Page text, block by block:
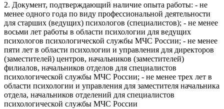
2. Документ, подтверждающий наличие опыта работы: - не
менее одного года по виду профессиональной деятельности
для старших (ведущих) психологов (специалистов); - не менее
восьми лет работы в области психологии для ведущих
психологов психологической службы МЧС России; - не менее
пяти лет в области психологии и управления для директоров
(заместителей) центров, начальников (заместителей)
филиалов, начальников отделов для специалистов
психологической службы МЧС России; - не менее трех лет в
области психологии и управления для заместителя начальника
отдела, начальников отделений для специалистов
психологической службы МЧС России